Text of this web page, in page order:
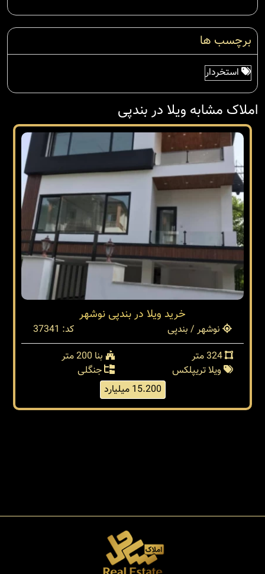
برچسب ها
استخردار
املاک مشابه ویلا در بندپی
خرید ویلا در بندپی نوشهر
نوشهر / بندپی
کد: 37341
بنا 200 متر
ویلا تریپلکس
جنگلی
15.200 میلیارد